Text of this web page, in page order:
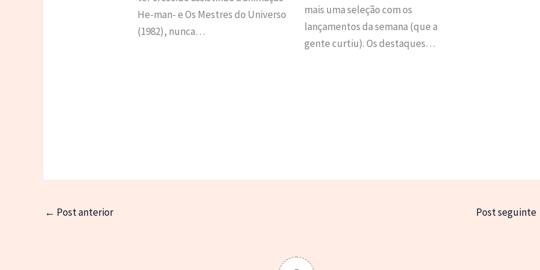
He-man- e Os Mestres do Universo
(1982), nunca…
mais uma seleção com os
lançamentos da semana (que a
gente curtiu). Os destaques…
← Post anterior Post seguinte